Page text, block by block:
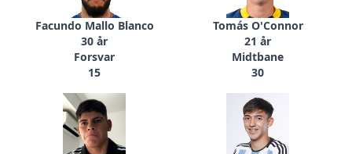
Facundo Mallo Blanco
30 år
Forsvar
15
Tomás O'Connor
21 år
Midtbane
30